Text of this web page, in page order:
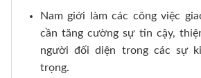
Nam giới làm các công việc
cần tăng cường sự tin cậy,
người đối diện trong các sự
trọng.